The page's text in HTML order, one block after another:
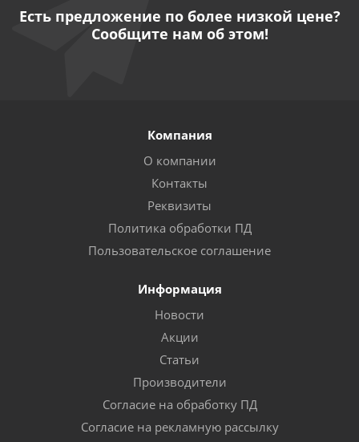
Есть предложение по более низкой цене?
Сообщите нам об этом!
Компания
О компании
Контакты
Реквизиты
Политика обработки ПД
Пользовательское соглашение
Информация
Новости
Акции
Статьи
Производители
Согласие на обработку ПД
Согласие на рекламную рассылку